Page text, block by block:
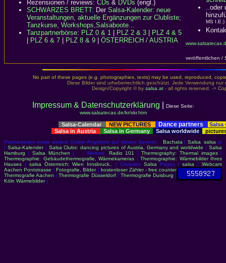
Rezensionen / reviews: CDs & DVDs (engl.)
SCHWARZES BRETT: Der Salsa-Kalender: neue
Veranstaltungen, aktuelle Ergänzungen zur Clubliste;
Tanzkurse, Workshops,Salsaboote...
Tanzpartnerbörse: PLZ 0 & 1 PLZ 2 & 3
PLZ 4 & 5
PLZ 6 & 7 PLZ 8 & 9 ÖSTERREICH / AUSTRIA
..oder
MS I.E.)
veröffentlichen /
No part of these pages (e.g. photographies, texts) may be used, reproduced,
Diese Bilder sind urheberrechtlich geschützt. Jede Verwendung
Design/Copyright © by salsa.at - all rights reserved. ->
Impressum & Datenschutzerklärung
Diese Seite:
www.salsatecas.de/kr/skr.htm
Salsa-Calendar NEW PICTURES Dance partners
Salsa
Salsa in Austria
Salsa in Germany Salsa worldwide
Partnerseiten sowie weitere Online-Angebote auf diesen Servern: Bachata | Salsa:salsa .at
| Salsa-Kalender| Salsa Clubs: dancing pictures of Austria, Germany and worldwide |Salsa
Hamburg |Salsa München | - Weitere: Radio 101 |Thermography: Thermal images/
Thermographie: Gebäudethermografie, Wärmekameras | Thermographie: Wärmebilder Ihres
Hauses | salsa Österreich: Wien Innsbruck.. | Chrissies Salsa Pages |salsa |Webcam
Aachen Pontstrasse |Fotografie, Bilder| kostenloser Zähler - free counter
Thermografie Aachen |Thermografie Düsseldorf| Thermografie Duisburg |
Köln Wärmebilder|